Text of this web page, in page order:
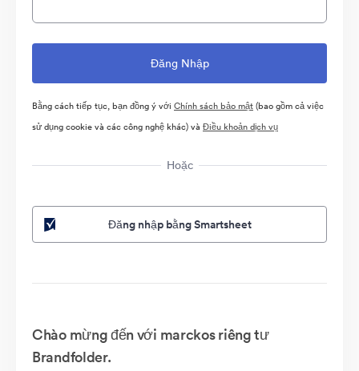
Bằng cách tiếp tục, bạn đồng ý với Chính sách bảo mật(bao gồm cả việc
sử dụng cookie và các công nghệ khác) và Điều khoản dịch vụ
Hoặc
Đăng nhập bằng Smartsheet
Chào mừng đến với marckos riêng tư
Brandfolder.